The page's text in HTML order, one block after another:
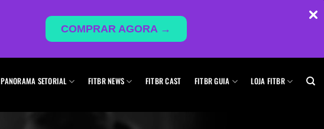
COMPRAR AGORA →
PANORAMA SETORIAL FITBR NEWS FITBR CAST FITBR GUIA LOJA FITBR